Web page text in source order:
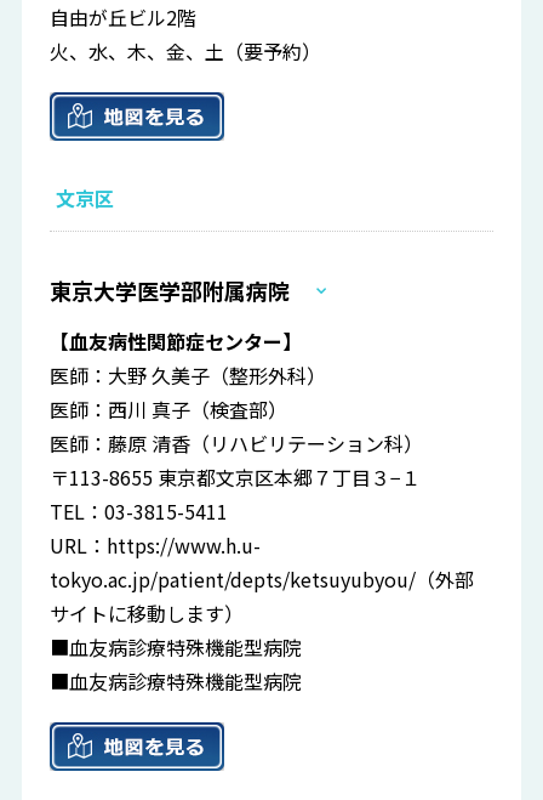
自由が丘ビル2階
火、水、木、金、土（要予約）
文京区
東京大学医学部附属病院
【血友病性関節症センター】
医師：大野 久美子（整形外科）
医師：西川 真子（検査部）
医師：藤原 清香（リハビリテーション科）
〒113-8655 東京都文京区本郷７丁目３−１
TEL：03-3815-5411
URL： https://www.h.u-
tokyo.ac.jp/patient/depts/ketsuyubyou/ （外部
サイトに移動します）
■血友病診療特殊機能型病院
■血友病診療特殊機能型病院